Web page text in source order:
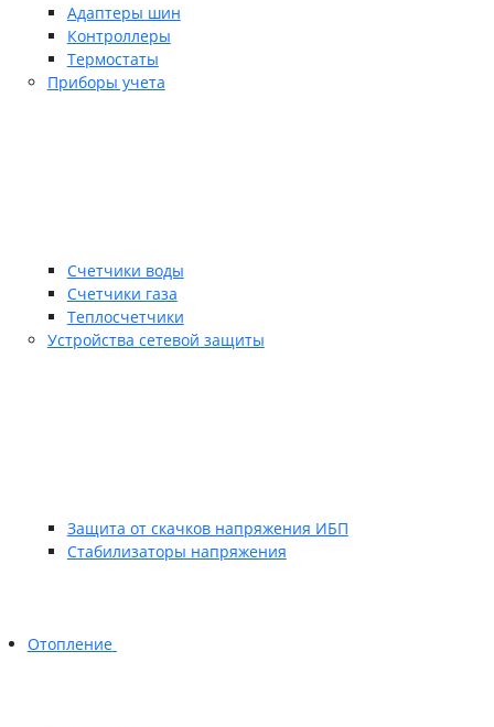
Адаптеры шин
Контроллеры
Термостаты
Приборы учета
Счетчики воды
Счетчики газа
Теплосчетчики
Устройства сетевой защиты
Защита от скачков напряжения ИБП
Стабилизаторы напряжения
Отопление